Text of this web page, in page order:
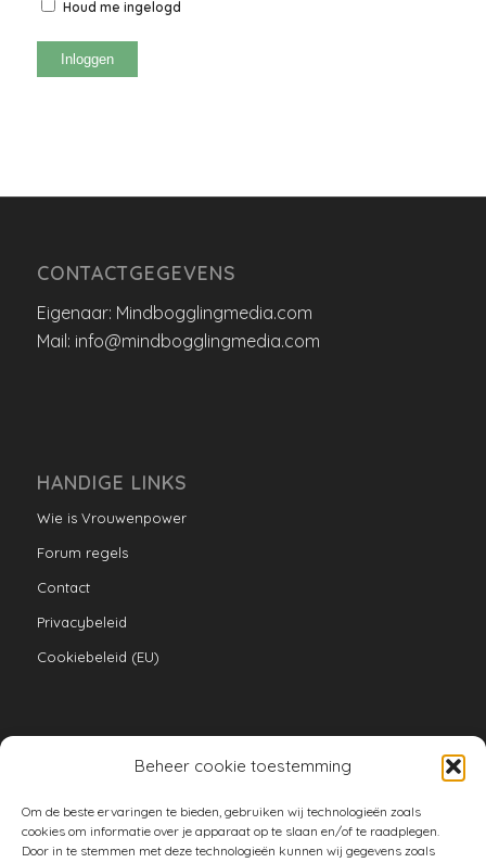
Beheer cookie toestemming
Om de beste ervaringen te bieden, gebruiken wij technologieën zoals
cookies om informatie over je apparaat op te slaan en/of te raadplegen.
Door in te stemmen met deze technologieën kunnen wij gegevens zoals
Houd me ingelogd
Inloggen
CONTACTGEGEVENS
Eigenaar: Mindbogglingmedia.com
Mail: info@mindbogglingmedia.com
HANDIGE LINKS
Wie is Vrouwenpower
Forum regels
Contact
Privacybeleid
Cookiebeleid (EU)
armoe keuken
duurzaam